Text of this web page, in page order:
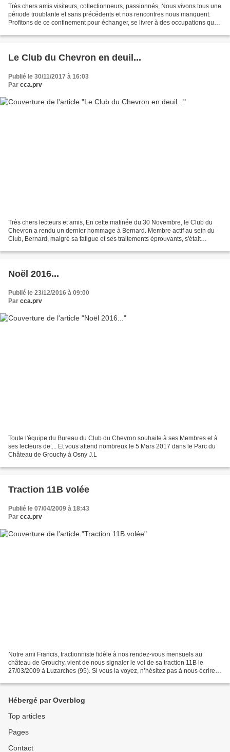
Très chers amis visiteurs, collectionneurs, passionnés, Nous vivons tous une
période troublante et sans précédents et nos rencontres nous manquent.
Profitons de ce confinement pour échanger, se livrer à des occupations que
Le Club du Chevron en deuil...
Publié le 30/11/2017 à 16:03
Par cca.prv
Très chers lecteurs et amis, En cette matinée du 30 Novembre, le Club du
Chevron a rendu un dernier hommage à Bernard. Membre actif au sein du
Club, Bernard, malgré sa fatigue et ses traitements éprouvants, s'était
Noël 2016...
Publié le 23/12/2016 à 09:00
Par cca.prv
Toute l'équipe du Bureau du Club du Chevron souhaite à ses Membres et à
ses lecteurs de.... Et vous attend nombreux le 5 Mars 2017 dans le Parc du
Château de Grouchy à Osny J.L
Traction 11B volée
Publié le 07/04/2009 à 18:43
Par cca.prv
Notre ami Francis, tractionniste fidèle à nos rendez-vous mensuels au
château de Grouchy, vient de nous signaler le vol de sa traction 11B le
27/03/2009 à Luzarches (95). Si vous la voyez, n’hésitez pas à nous écrire,
Hébergé par Overblog
Top articles
Pages
Contact